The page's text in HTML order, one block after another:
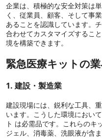
企業は、積極的な安全対策は
く、従業員、顧客、そして事
あることを認識しています。
合わせてカスタマイズするこ
境を構築できます。
緊急医療キットの
1. 建設・製造業
建設現場には、鋭利な工具、
います。こうした環境におい
ト は必需品です。これらのキ
ジェル、消毒薬、洗眼液が含